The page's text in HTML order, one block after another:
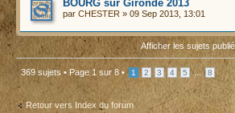
BOURG sur Gironde 2013
par CHESTER » 09 Sep 2013, 13:01
Afficher les sujets
369 sujets • Page 1 sur 8 • 1 2 3 4 5 ... 8
Retour vers Index du forum